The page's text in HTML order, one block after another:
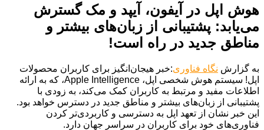
هوش اپل در آیفون، آیپد و مک گسترش
می‌یابد: پشتیبانی از زبان‌های بیشتر و
مناطق جدید در راه است!
به گزارش نگاه فناوری:خبر هیجان‌انگیز برای کاربران محصولات
اپل! سیستم هوش شخصی اپل، Apple Intelligence، که به ارائه
اطلاعات مفید و مرتبط به کاربران کمک می‌کند، به زودی با
پشتیبانی از زبان‌های بیشتر و مناطق جدید در دسترس خواهد بود.
این خبر نشان از تعهد اپل به دسترسی و کاربردی‌تر کردن
فناوری‌های خود برای کاربران در سراسر جهان دارد.